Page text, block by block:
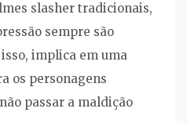
slasher tradicionais,
sempre são
implica em uma
os personagens
passar a maldição